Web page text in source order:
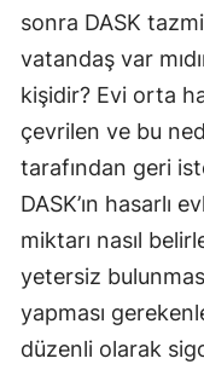
sonra DASK
vatandaş var
kişidir? Evi orta
çevrilen ve bu
tarafından geri
DASK’ın hasarlı
miktarı nasıl
yetersiz
yapması
düzenli olarak